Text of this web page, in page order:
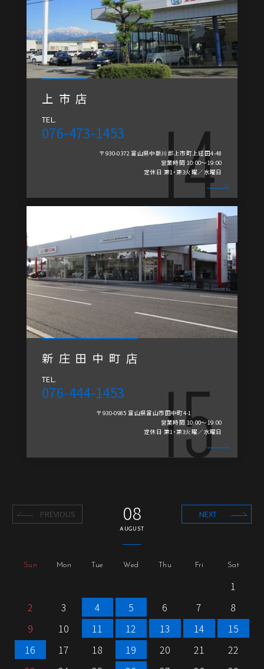
上市店
TEL.
076-473-1453
〒930-0372 富山県中新川郡上市町上経田4-48
営業時間 10:00～19:00
定休日 第1・第3火曜／水曜日
新庄田中町店
TEL.
076-444-1453
〒930-0985 富山県富山市田中町4-1
営業時間 10:00～19:00
定休日 第1・第3火曜／水曜日
PREVIOUS NEXT
08
AUGUST
Sun Mon Tue Wed Thu Fri Sat
1
2
3 4 5 6 7
8
9
10 11 12 13 14
15
16
17 18 19 20 21
22